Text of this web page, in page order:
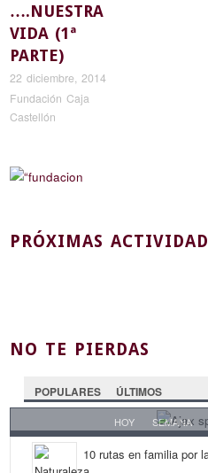
….NUESTRA
VIDA (1ª
PARTE)
22 diciembre, 2014
Fundación Caja
Castellón
PRÓXIMAS
NO TE PIERDAS
POPULARES ÚLTIMOS
HOY SEMANA
10 rutas en familia por